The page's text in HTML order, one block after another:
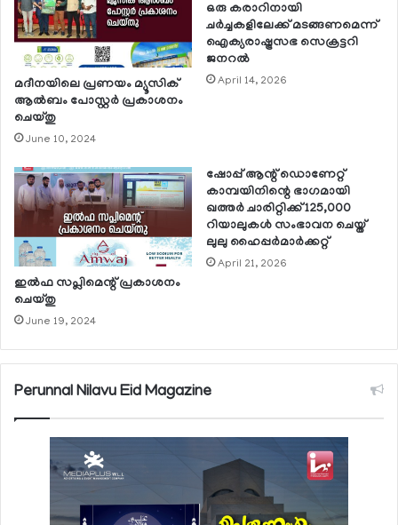
മദീനയിലെ പ്രണയം മ്യൂസിക്
ആല്‍ബം പോസ്റ്റര്‍ പ്രകാശനം
ചെയ്തു
June 10, 2024
ഒരു കരാറിനായി
ചര്‍ച്ചകളിലേക്ക് മടങ്ങണമെന്ന്
ഐക്യരാഷ്ട്രസഭ സെക്രട്ടറി
ജനറല്‍
April 14, 2026
ഇല്‍ഫ സപ്ലിമെന്റ് പ്രകാശനം
ചെയ്തു
June 19, 2024
ഷോപ്പ് ആന്റ് ഡൊണേറ്റ്
കാമ്പയിനിന്റെ ഭാഗമായി
ഖത്തര്‍ ചാരിറ്റിക്ക് 125,000
റിയാലുകള്‍ സംഭാവന ചെയ്ത്
ലുലു ഹൈപ്പര്‍മാര്‍ക്കറ്റ്
April 21, 2026
Perunnal Nilavu Eid Magazine